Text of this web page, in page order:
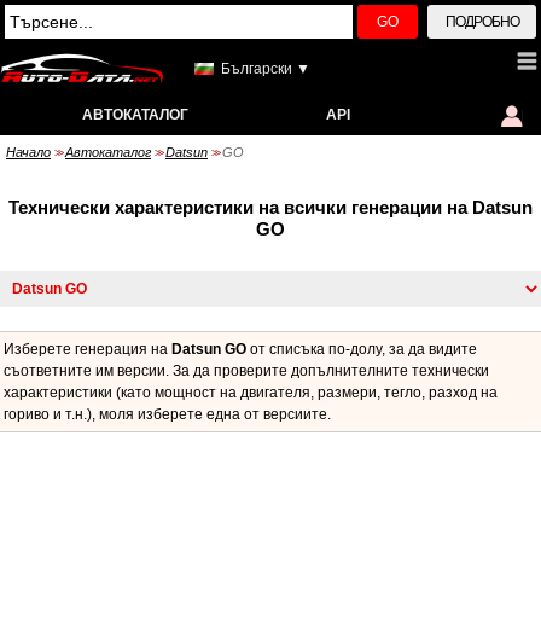
GO ПОДРОБНО
Български ▼
АВТОКАТАЛОГ API
Начало >> Автокаталог >> Datsun >> GO
Технически характеристики на всички генерации на Datsun
GO
Изберете генерация на Datsun GO от списъка по-долу, за да видите
съответните им версии. За да проверите допълнителните технически
характеристики (като мощност на двигателя, размери, тегло, разход на
гориво и т.н.), моля изберете една от версиите.